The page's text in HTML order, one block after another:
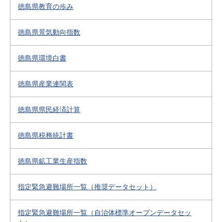
徳島県教育の歩み
徳島県景気動向指数
徳島県環境白書
徳島県産業連関表
徳島県県民経済計算
徳島県税務統計書
徳島県鉱工業生産指数
指定緊急避難場所一覧（推奨データセット）
指定緊急避難場所一覧（自治体標準オープンデータセッ